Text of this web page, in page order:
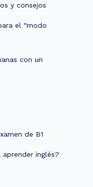
y consejos
el “modo
con un
de B1
inglés?